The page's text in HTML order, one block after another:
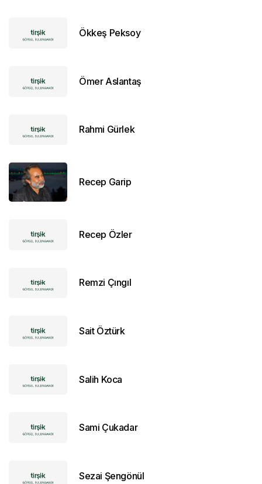
Ökkeş Peksoy
Ömer Aslantaş
Rahmi Gürlek
Recep Garip
Recep Özler
Remzi Çıngıl
Sait Öztürk
Salih Koca
Sami Çukadar
Sezai Şengönül